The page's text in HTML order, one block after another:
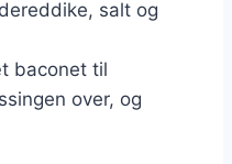
salt og
baconet til
over, og